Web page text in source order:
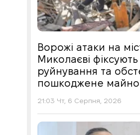
Ворожі атаки на
Миколаєві фіксують
руйнування та
пошкоджене майно
21:03 Чт, 6 Серпня, 2026